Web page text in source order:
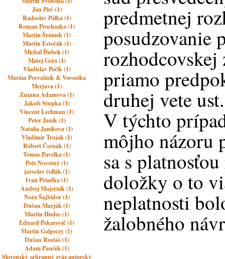
Ján Pirč (1)
Radoslav Pálka (1)
Roman Prochazka (1)
Martin Šrámek (1)
Martin Estočák (1)
Michal Ďubek (1)
Matej Gera (1)
Vladislav Pečík (1)
Marián Porvažník & Veronika
Merjava (1)
Zuzana Adamova (1)
Jakub Stupka (1)
Vincent Lechman (1)
Peter Janík (1)
Natalia Janikova (1)
Vladimir Trojak (1)
Róbert Černák (1)
Tomas Pavelka (1)
Petr Novotný (1)
jaroslav čollák (1)
Ivan Priadka (1)
Andrej Majerník (1)
Nora Šajbidor (1)
Dušan Marják (1)
Martin Hudec (1)
Eduard Pekarovič (1)
Martin Galgoczy (1)
Dušan Rostáš (1)
Adam Pauček (1)
Slovenský ochranný zväz autorský
predmetnej
posudzovanie
priamo
druhej vete
V týchto
môjho názoru
sa s
doložky o to
neplatnosti
žalobného